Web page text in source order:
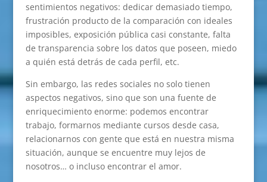
sentimientos negativos: dedicar demasiado tiempo,
frustración producto de la comparación con ideales
imposibles, exposición pública casi constante, falta
de transparencia sobre los datos que poseen, miedo
a quién está detrás de cada perfil, etc.
Sin embargo, las redes sociales no solo tienen
aspectos negativos, sino que son una fuente de
enriquecimiento enorme: podemos encontrar
trabajo, formarnos mediante cursos desde casa,
relacionarnos con gente que está en nuestra misma
situación, aunque se encuentre muy lejos de
nosotros… o incluso encontrar el amor.